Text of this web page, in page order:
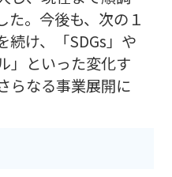
た。今後も、次の１
続け、「SDGs」や
」といった変化す
らなる事業展開に